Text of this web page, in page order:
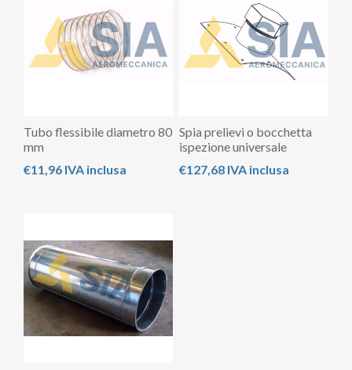
Tubo flessibile diametro 80
mm
€11,96 IVA inclusa
Spia prelievi o bocchetta
ispezione universale
€127,68 IVA inclusa